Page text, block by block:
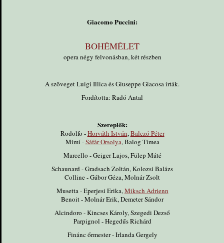
Giacomo Puccini:
BOHÉMÉLET
opera négy felvonásban, két részben
A szöveget Luigi Illica és Giuseppe Giacosa írták.
Fordította: Radó Antal
Szereplők:
Rodolfo -Horváth István,Balczó Péter
Mimí -Sáfár Orsolya, Balog Tímea
Marcello - Geiger Lajos, Fülep Máté
Schaunard - Gradsach Zoltán, Kolozsi Balázs
Colline - Gábor Géza, Molnár Zsolt
Musetta - Eperjesi Erika,Miksch Adrienn
Benoit - Molnár Erik, Demeter Sándor
Alcindoro - Kincses Károly, Szegedi Dezső
Parpignol - Hegedűs Richárd
Finánc őrmester - Irlanda Gergely